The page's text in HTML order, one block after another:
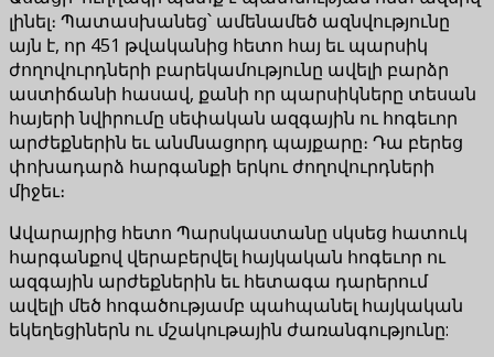
լինել։ Պատասխանեց՝ ամենամեծ ազնվությունը
այն է, որ 451 թվականից հետո հայ եւ պարսիկ
ժողովուրդների բարեկամությունը ավելի բարձր
աստիճանի հասավ, քանի որ պարսիկները տեսան
հայերի նվիրումը սեփական ազգային ու հոգեւոր
արժեքներին եւ անմնացորդ պայքարը։ Դա բերեց
փոխադարձ հարգանքի երկու ժողովուրդների
միջեւ։
Ավարայրից հետո Պարսկաստանը սկսեց հատուկ
հարգանքով վերաբերվել հայկական հոգեւոր ու
ազգային արժեքներին եւ հետագա դարերում
ավելի մեծ հոգածությամբ պահպանել հայկական
եկեղեցիներն ու մշակութային ժառանգությունը: